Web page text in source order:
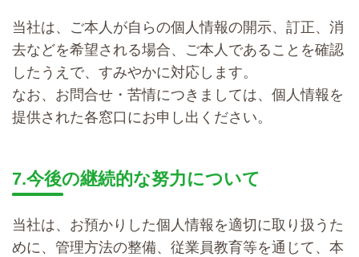
当社は、ご本人が自らの個人情報の開示、訂正、消
去などを希望される場合、ご本人であることを確認
したうえで、すみやかに対応します。
なお、お問合せ・苦情につきましては、個人情報を
提供された各窓口にお申し出ください。
7.今後の継続的な努力について
当社は、お預かりした個人情報を適切に取り扱うた
めに、管理方法の整備、従業員教育等を通じて、本